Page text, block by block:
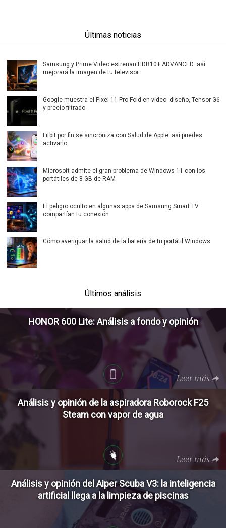
Últimas noticias
Samsung y Prime Video estrenan HDR10+ ADVANCED: así
mejorará la imagen de tu televisor
Google muestra el Pixel 11 Pro Fold en vídeo: diseño, Tensor G6
y precio filtrado
Fitbit por fin se sincroniza con Salud de Apple: así puedes
activarlo
Microsoft admite el gran problema de Windows 11 con los
portátiles de 8 GB de RAM
El peligro oculto en algunas apps de Samsung Smart TV:
compartían tu conexión
Cómo averiguar la salud de la batería de tu portátil Windows
Últimos análisis
HONOR 600 Lite: Análisis a fondo y opinión
Leer más
Análisis y opinión de la aspiradora Roborock F25
Steam con vapor de agua
Leer más
Análisis y opinión del Aiper Scuba V3: la inteligencia
artificial llega a la limpieza de piscinas